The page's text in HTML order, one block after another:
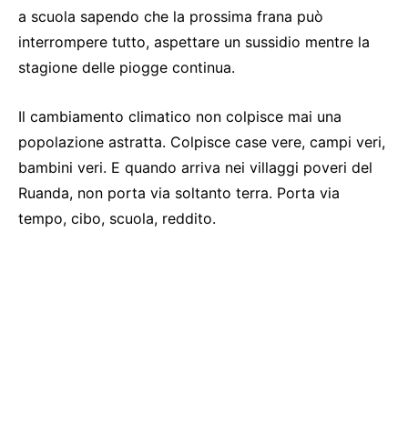
a scuola sapendo che la prossima frana può
interrompere tutto, aspettare un sussidio mentre la
stagione delle piogge continua.
Il cambiamento climatico non colpisce mai una
popolazione astratta. Colpisce case vere, campi veri,
bambini veri. E quando arriva nei villaggi poveri del
Ruanda, non porta via soltanto terra. Porta via
tempo, cibo, scuola, reddito.